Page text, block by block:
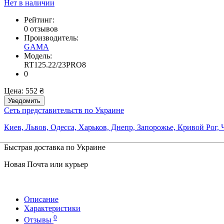
Нет в наличии
Рейтинг:
0 отзывов
Производитель:
GAMA
Модель:
RT125.22/23PRO8
0
Цена: 552 ₴
Уведомить
Сеть представительств по Украине
Киев, Львов, Одесса, Харьков, Днепр, Запорожье, Кривой
Быстрая доставка по Украине
Новая Почта или курьер
Описание
Характеристики
Отзывы 0